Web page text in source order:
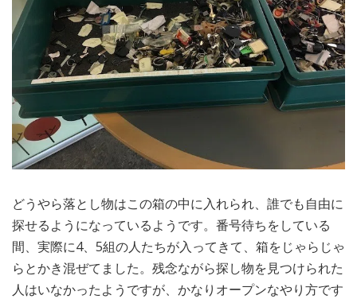
どうやら落とし物はこの箱の中に入れられ、誰でも自由に
探せるようになっているようです。番号待ちをしている
間、実際に4、5組の人たちが入ってきて、箱をじゃらじゃ
らとかき混ぜてました。残念ながら探し物を見つけられた
人はいなかったようですが、かなりオープンなやり方です